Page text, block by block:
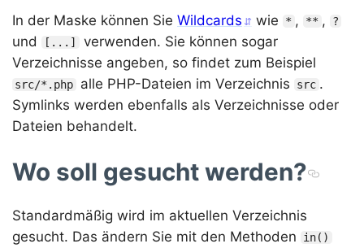
In der Maske können Sie Wildcards wie * , ** , ?
und [...]
verwenden. Sie können sogar
Verzeichnisse angeben, so findet zum Beispiel
src/*.php alle PHP-Dateien im Verzeichnis src .
Symlinks werden ebenfalls als Verzeichnisse oder
Dateien behandelt.
Wo soll gesucht werden?
Standardmäßig wird im aktuellen Verzeichnis
gesucht. Das ändern Sie mit den Methoden
in()